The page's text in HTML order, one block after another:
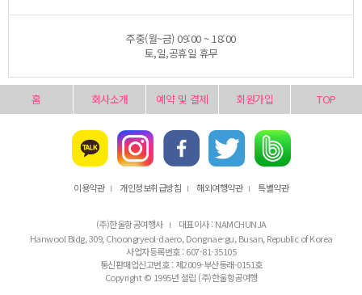
주중(월~금) 09:00 ~ 18:00
토,일,공휴일 휴무
홈 회사소개 예약 및 결제 회원가입 TOP
이용약관 l 개인정보취급방침 l 해외여행약관 l 특별약관
(주)한울항공여행사 l
대표이사 : NAMCHUNJA
Hanwool Bldg, 309, Choongryeol-daero, Dongnae-gu, Busan, Republic of Korea
사업자등록번호 : 607-81-35105
통신판매업신고번호 : 제2009-부산동래-0151호
Copyright © 1995년 설립 (주)한울항공여행